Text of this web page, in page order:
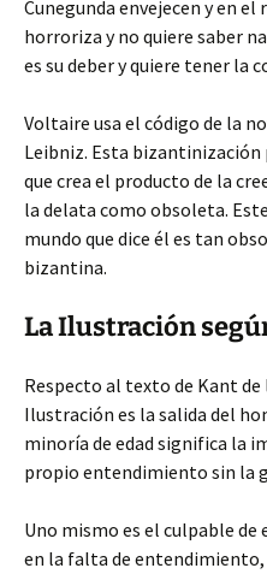
Cunegunda envejecen y en el
horroriza y no quiere saber
es su deber y quiere tener la
Voltaire usa el código de la
Leibniz. Esta
que crea el producto de la
la delata como obsoleta.
mundo que dice él es tan
bizantina.
La Ilustración
Respecto al texto de Kant
Ilustración es la salida del
minoría de edad significa la
propio entendimiento sin la
Uno mismo es el culpable de
en la falta de